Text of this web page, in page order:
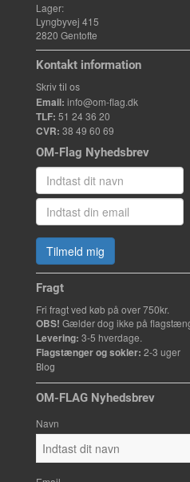
Lager:
Lyngbyvej 415
2820 Gentofte
Kontakt information
Skriv til os
Email: info@om-flag.dk
TLF: 51 24 36 20
CVR: 38 49 60 69
OM-Flag Nyhedsbrev
Tilmeld mig
Fragt
Fri fragt ved køb på over 750kr.
OBS! Gælder dog ikke på
Levering: 3-5 hverdage.
Flagstænger og sokler: 2-3 uger
Blog
OM-FLAG Nyhedsbrev
Navn